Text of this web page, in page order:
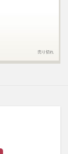
売り切れ